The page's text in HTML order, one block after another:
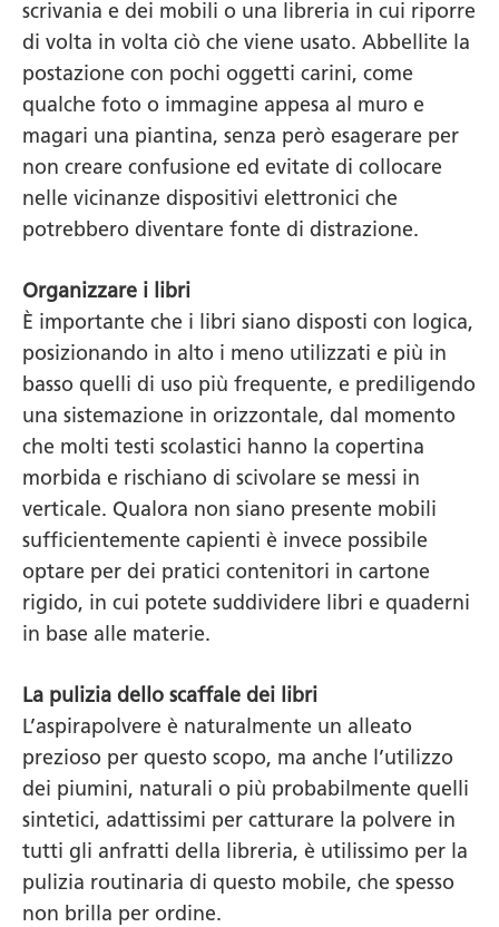
scrivania e dei mobili o una libreria in cui riporre
di volta in volta ciò che viene usato. Abbellite la
postazione con pochi oggetti carini, come
qualche foto o immagine appesa al muro e
magari una piantina, senza però esagerare per
non creare confusione ed evitate di collocare
nelle vicinanze dispositivi elettronici che
potrebbero diventare fonte di distrazione.
Organizzare i libri
È importante che i libri siano disposti con logica,
posizionando in alto i meno utilizzati e più in
basso quelli di uso più frequente, e prediligendo
una sistemazione in orizzontale, dal momento
che molti testi scolastici hanno la copertina
morbida e rischiano di scivolare se messi in
verticale. Qualora non siano presente mobili
sufficientemente capienti è invece possibile
optare per dei pratici contenitori in cartone
rigido, in cui potete suddividere libri e quaderni
in base alle materie.
La pulizia dello scaffale dei libri
L’aspirapolvere è naturalmente un alleato
prezioso per questo scopo, ma anche l’utilizzo
dei piumini, naturali o più probabilmente quelli
sintetici, adattissimi per catturare la polvere in
tutti gli anfratti della libreria, è utilissimo per la
pulizia routinaria di questo mobile, che spesso
non brilla per ordine.